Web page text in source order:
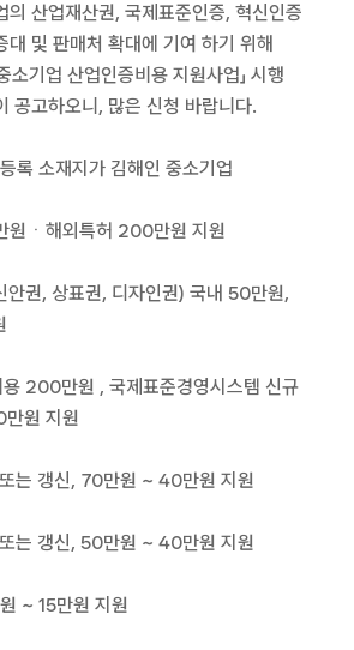
의 산업재산권, 국제표준인증, 혁신인증
대 및 판매처 확대에 기여 하기 위해
소기업 산업인증비용 지원사업」 시행
공고하오니, 많은 신청 바랍니다.
록 소재지가 김해인 중소기업
ㆍ해외특허 200만원 지원
안권, 상표권, 디자인권) 국내 50만원,
200만원 , 국제표준경영시스템 신규
만원 지원
는 갱신, 70만원 ~ 40만원 지원
는 갱신, 50만원 ~ 40만원 지원
~ 15만원 지원